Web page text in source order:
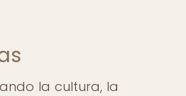
la cultura, la